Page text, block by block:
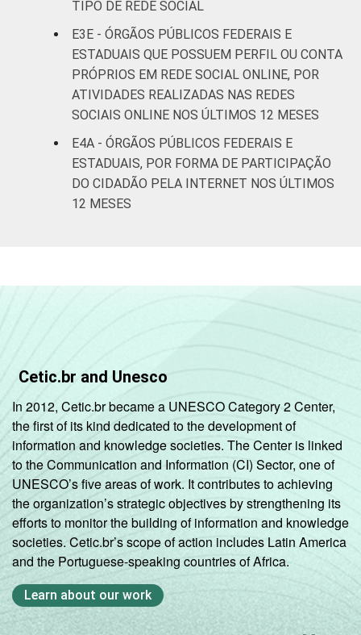
TIPO DE REDE SOCIAL
E3E - ÓRGÃOS PÚBLICOS FEDERAIS E
ESTADUAIS QUE POSSUEM PERFIL OU CONTA
PRÓPRIOS EM REDE SOCIAL ONLINE, POR
ATIVIDADES REALIZADAS NAS REDES
SOCIAIS ONLINE NOS ÚLTIMOS 12 MESES
E4A - ÓRGÃOS PÚBLICOS FEDERAIS E
ESTADUAIS, POR FORMA DE PARTICIPAÇÃO
DO CIDADÃO PELA INTERNET NOS ÚLTIMOS
12 MESES
Cetic.br and Unesco
In 2012, Cetic.br became a UNESCO Category 2 Center,
the first of its kind dedicated to the development of
information and knowledge societies. The Center is linked
to the Communication and Information (CI) Sector, one of
UNESCO’s five areas of work. It contributes to achieving
the organization’s strategic objectives by strengthening its
efforts to monitor the building of information and knowledge
societies. Cetic.br’s scope of action includes Latin America
and the Portuguese-speaking countries of Africa.
Learn about our work